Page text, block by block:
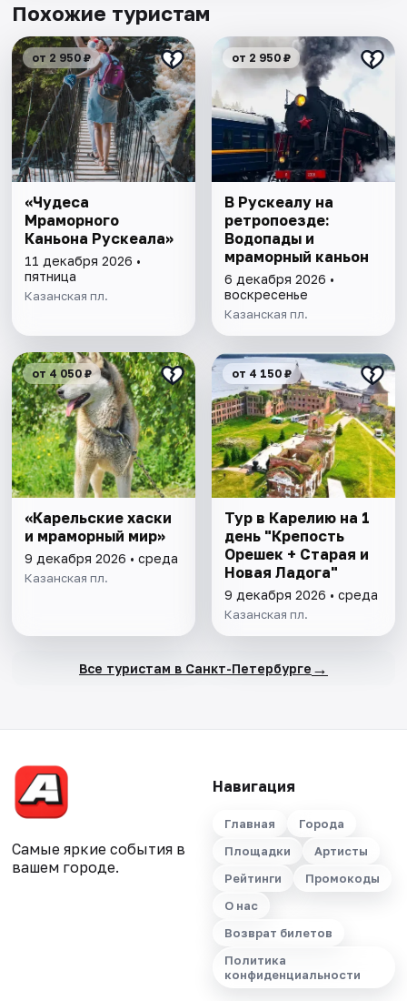
Похожие туристам
от 2 950 ₽
«Чудеса
Мраморного
Каньона Рускеала»
11 декабря 2026 •
пятница
Казанская пл.
от 2 950 ₽
В Рускеалу на
ретропоезде:
Водопады и
мраморный каньон
6 декабря 2026 •
воскресенье
Казанская пл.
от 4 050 ₽
«Карельские хаски
и мраморный мир»
9 декабря 2026 • среда
Казанская пл.
от 4 150 ₽
Тур в Карелию на 1
день "Крепость
Орешек + Старая и
Новая Ладога"
9 декабря 2026 • среда
Казанская пл.
Все туристам в Санкт-Петербурге →
Самые яркие события в
вашем городе.
Навигация
Главная
Города
Площадки
Артисты
Рейтинги
Промокоды
О нас
Возврат билетов
Политика
конфиденциальности